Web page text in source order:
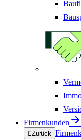
Firmenkunden
Zurück